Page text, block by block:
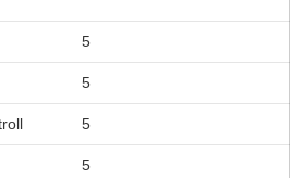
5
5
5
5